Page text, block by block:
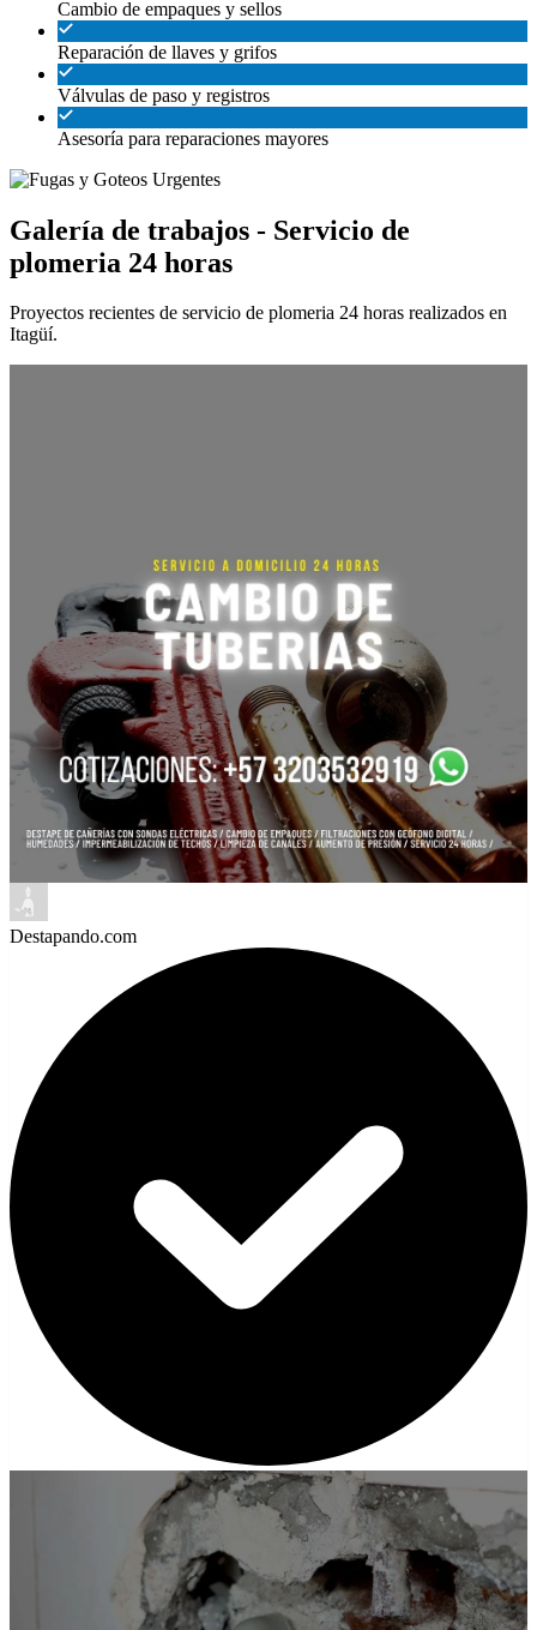
Cambio de empaques y sellos
Reparación de llaves y grifos
Válvulas de paso y registros
Asesoría para reparaciones mayores
Galería de trabajos - Servicio de
plomeria 24 horas
Proyectos recientes de servicio de plomeria 24 horas realizados en
Itagüí.
Destapando.com